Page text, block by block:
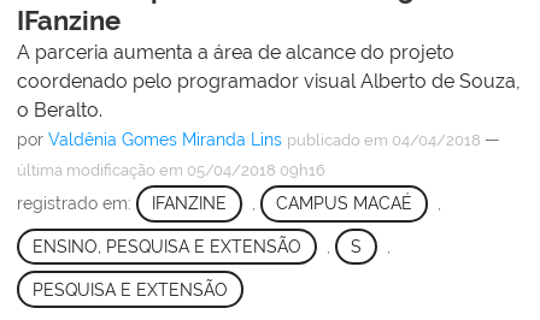
IFanzine
A parceria aumenta a área de alcance do projeto
coordenado pelo programador visual Alberto de Souza,
o Beralto.
por Valdênia Gomes Miranda Lins publicado em 04/04/2018 —
última modificação em 05/04/2018 09h16
registrado em: IFANZINE , CAMPUS MACAÉ ,
ENSINO, PESQUISA E EXTENSÃO S
PESQUISA E EXTENSÃO